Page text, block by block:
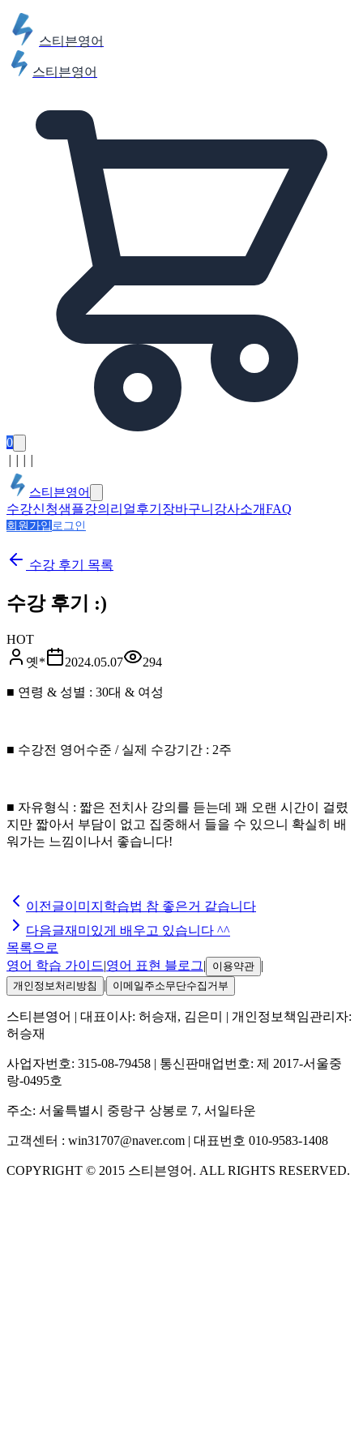
스티븐영어
스티븐영어
0
스티븐영어
수강신청샘플강의 리얼후기 장바구니 강사소개FAQ
회원가입 로그인
수강 후기 목록
수강 후기 :)
HOT
옛*
2024.05.07 294
■ 연령 & 성별 : 30대 & 여성
■ 수강전 영어수준 / 실제 수강기간 : 2주
■ 자유형식 : 짧은 전치사 강의를 듣는데 꽤 오랜 시간이 걸렸
지만 짧아서 부담이 없고 집중해서 들을 수 있으니 확실히 배
워가는 느낌이나서 좋습니다!
이전글이미지학습법 참 좋은거 같습니다
다음글재미있게 배우고 있습니다 ^^
목록으로
영어 학습 가이드|영어 표현 블로그| 이용약관 |
개인정보처리방침 | 이메일주소무단수집거부
스티븐영어 | 대표이사: 허승재, 김은미
| 개인정보책임관리자:
허승재
사업자번호: 315-08-79458 | 통신판매업번호: 제 2017-서울중
랑-0495호
주소: 서울특별시 중랑구 상봉로 7, 서일타운
고객센터 : win31707@naver.com | 대표번호 010-9583-1408
COPYRIGHT © 2015 스티븐영어 . ALL RIGHTS RESERVED.